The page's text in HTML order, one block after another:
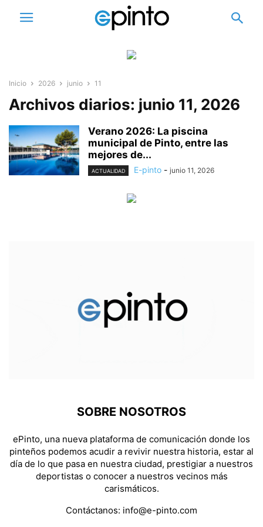
Inicio 2026 junio 11
Archivos diarios: junio 11, 2026
Verano 2026: La piscina
municipal de Pinto, entre las
mejores de...
ACTUALIDAD E-pinto - junio 11, 2026
SOBRE NOSOTROS
ePinto, una nueva plataforma de comunicación donde los
pinteños podemos acudir a revivir nuestra historia, estar al
día de lo que pasa en nuestra ciudad, prestigiar a nuestros
deportistas o conocer a nuestros vecinos más
carismáticos.
Contáctanos: info@e-pinto.com